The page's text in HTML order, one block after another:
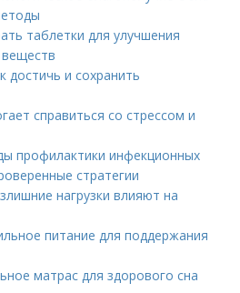
таблетки для улучшения
достичь и сохранить
справиться со стрессом и
профилактики инфекционных
стратегии
нагрузки влияют на
питание для поддержания
матрас для здорового сна